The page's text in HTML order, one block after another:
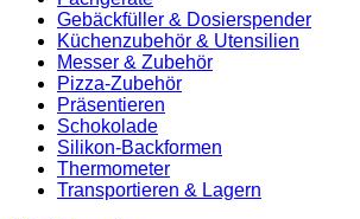
Gebäckfüller & Dosierspender
Küchenzubehör & Utensilien
Messer & Zubehör
Pizza-Zubehör
Präsentieren
Schokolade
Silikon-Backformen
Thermometer
Transportieren & Lagern